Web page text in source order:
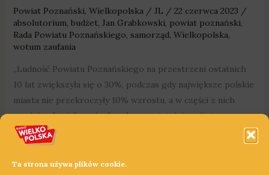
Ta strona używa plików cookie.
Powiat Poznański, Wielkopolska/ JL / 22 czerwca 2023 /
absolutorium, budżet, Jan Grabkowski, powiat poznański,
Rada Powiatu Poznańskiego, samorząd, Wielkopolska,
wotum zaufania
„Ludność Powiatu Poznańskiego na przestrzeni ostatnich
10 lat zwiększyła się o 30%, podczas gdy największe polskie
miasta nie przekroczyły 10% wzrostu, a w części z nich
zmniejszyła się” – mówił podczas ostatniej sesji starosta
poznański, Jan Grabkowski, który przedstawił raport o
stanie samorządu.